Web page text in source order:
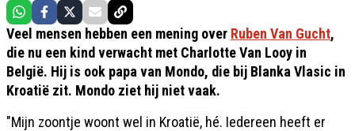
Veel mensen hebben een mening over Ruben Van Gucht,
die nu een kind verwacht met Charlotte Van Looy in
België. Hij is ook papa van Mondo, die bij Blanka Vlasic in
Kroatië zit. Mondo ziet hij niet vaak.
"Mijn zoontje woont wel in Kroatië, hé. Iedereen heeft er